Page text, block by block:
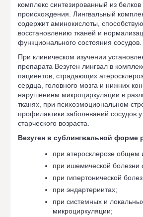
комплекс синтезированный из белков
происхождения. Лингвальный
содержит аминокислоты,
восстановлению тканей и
функционального состояния сосудов.
При клиническом изучении
препарата Везуген лингвал в
пациентов, страдающих
сердца, головного мозга и нижних
нарушением микроциркуляции в
тканях, при психоэмоциональном
профилактики заболеваний сосудов
старческого возраста.
Везуген в сублингвальной форме
при атеросклерозе общем
при ишемической болезни
при гипертонической
при эндартериитах;
при системных и
микроциркуляции;